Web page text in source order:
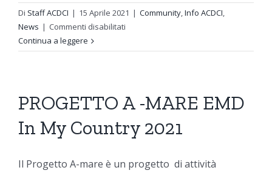
Di Staff ACDCI | 15 Aprile 2021 | Community,Info ACDCI,
News | Commenti disabilitati
AD
Continua a leggere
PROGETTO A -MARE EMD
In My Country 2021
Il Progetto A-mare è un progetto di attività